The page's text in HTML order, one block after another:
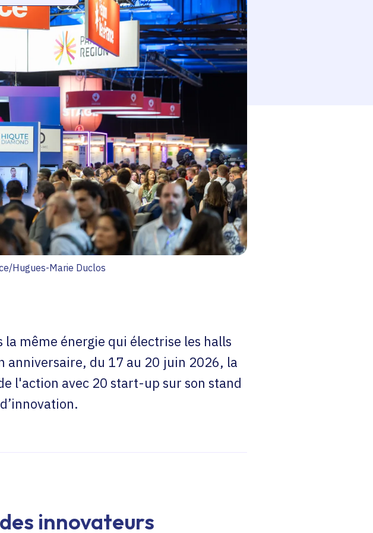
Hugues-Marie Duclos
même énergie qui électrise les halls
anniversaire, du 17 au 20 juin 2026, la
l'action avec 20 start-up sur son stand
innovateurs